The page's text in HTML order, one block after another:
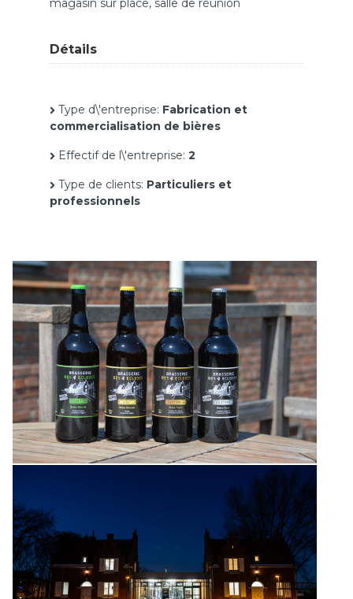
magasin sur place, salle de réunion
Détails
Type d\'entreprise: Fabrication et
commercialisation de bières
Effectif de l\'entreprise: 2
Type de clients: Particuliers et
professionnels